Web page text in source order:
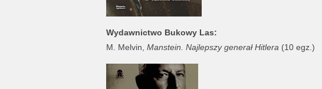
Wydawnictwo Bukowy Las:
M. Melvin, Manstein. Najlepszy generał Hitlera (10 egz.)